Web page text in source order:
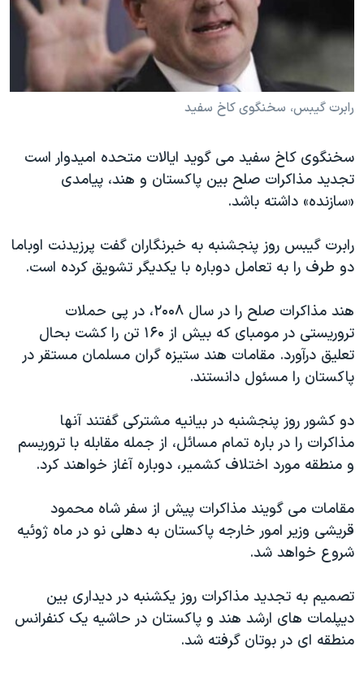
حقوق شهروندی
علم و فناوری
گالری عکس
آرشیو پخش زنده
انتخابات ریاست جمهوری آمریکا ۲۰۲۴
حمله جمهوری اسلامی به اسرائیل
رمز مهسا
اعتراضات زن، زندگی، آزادی
مجموعه مستندهای دادخواهی
دادگاه حمید نوری
چهل سال گروگان‌گیری
قانون شفافیت دارائی کادر رهبری ایران
اعتراضات مردمی آبان ۹۸
اسرائیل در جنگ
همایش محافظه‌کاران آمریکا «سی‌پک»
صفحه‌های ویژه
رابرت گیبس، سخنگوی کاخ سفید
سخنگوی کاخ سفید می گوید ایالات متحده امیدوار است
تجدید مذاکرات صلح بین پاکستان و هند، پیامدی
«سازنده» داشته باشد.
رابرت گیبس روز پنجشنبه به خبرنگاران گفت پرزیدنت اوباما
دو طرف را به تعامل دوباره با یکدیگر تشویق کرده است.
هند مذاکرات صلح را در سال ۲۰۰۸، در پی حملات
تروریستی در مومبای که بیش از ۱۶۰ تن را کشت بحال
تعلیق درآورد. مقامات هند ستیزه گران مسلمان مستقر در
پاکستان را مسئول دانستند.
دو کشور روز پنجشنبه در بیانیه مشترکی گفتند آنها
مذاکرات را در باره تمام مسائل، از جمله مقابله با تروریسم
و منطقه مورد اختلاف کشمیر، دوباره آغاز خواهند کرد.
مقامات می گویند مذاکرات پیش از سفر شاه محمود
قریشی وزیر امور خارجه پاکستان به دهلی نو در ماه ژوئیه
شروع خواهد شد.
تصمیم به تجدید مذاکرات روز یکشنبه در دیداری بین
دیپلمات های ارشد هند و پاکستان در حاشیه یک کنفرانس
منطقه ای در بوتان گرفته شد.